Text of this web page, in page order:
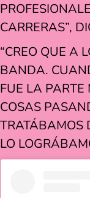
CARRERAS”,
“CREO QUE A
BANDA.
FUE LA
COSAS
TRATÁBAMOS
LO